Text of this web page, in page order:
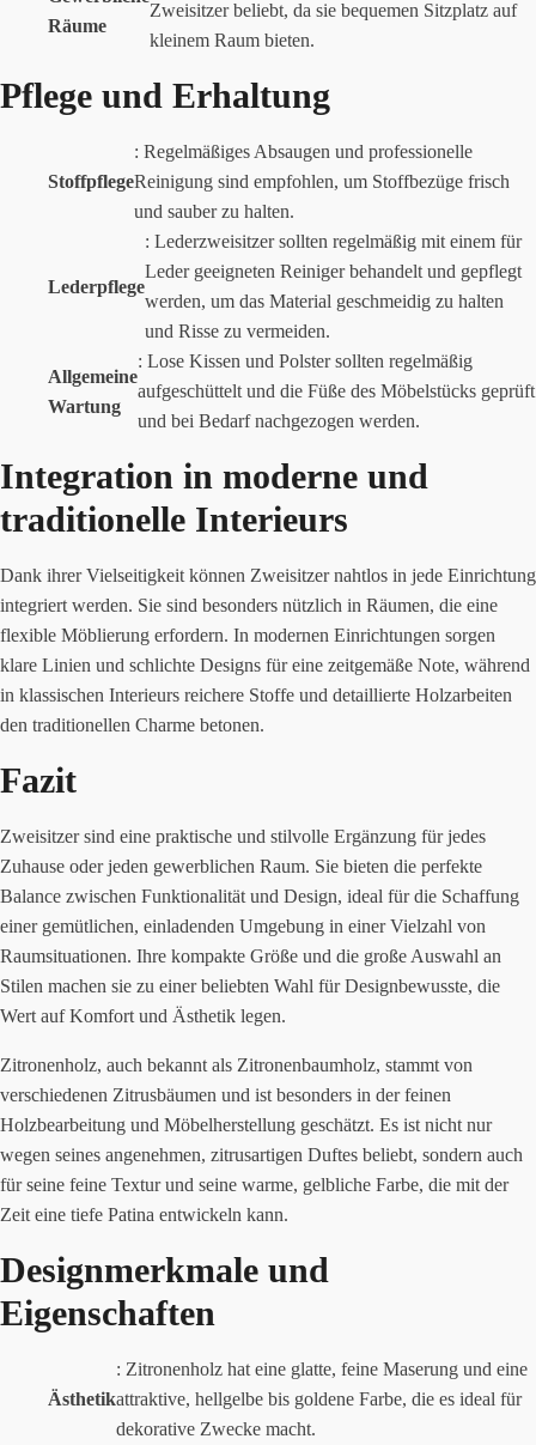
Räume
Zweisitzer beliebt, da sie bequemen Sitzplatz auf
kleinem Raum bieten.
Pflege und Erhaltung
Stoffpflege
: Regelmäßiges Absaugen und professionelle
Reinigung sind empfohlen, um Stoffbezüge frisch
und sauber zu halten.
Lederpflege
: Lederzweisitzer sollten regelmäßig mit einem für
Leder geeigneten Reiniger behandelt und gepflegt
werden, um das Material geschmeidig zu halten
und Risse zu vermeiden.
Allgemeine
Wartung
: Lose Kissen und Polster sollten regelmäßig
aufgeschüttelt und die Füße des Möbelstücks geprüft
und bei Bedarf nachgezogen werden.
Integration in moderne und
traditionelle Interieurs
Dank ihrer Vielseitigkeit können Zweisitzer nahtlos in jede Einrichtung
integriert werden. Sie sind besonders nützlich in Räumen, die eine
flexible Möblierung erfordern. In modernen Einrichtungen sorgen
klare Linien und schlichte Designs für eine zeitgemäße Note, während
in klassischen Interieurs reichere Stoffe und detaillierte Holzarbeiten
den traditionellen Charme betonen.
Fazit
Zweisitzer sind eine praktische und stilvolle Ergänzung für jedes
Zuhause oder jeden gewerblichen Raum. Sie bieten die perfekte
Balance zwischen Funktionalität und Design, ideal für die Schaffung
einer gemütlichen, einladenden Umgebung in einer Vielzahl von
Raumsituationen. Ihre kompakte Größe und die große Auswahl an
Stilen machen sie zu einer beliebten Wahl für Designbewusste, die
Wert auf Komfort und Ästhetik legen.
Zitronenholz, auch bekannt als Zitronenbaumholz, stammt von
verschiedenen Zitrusbäumen und ist besonders in der feinen
Holzbearbeitung und Möbelherstellung geschätzt. Es ist nicht nur
wegen seines angenehmen, zitrusartigen Duftes beliebt, sondern auch
für seine feine Textur und seine warme, gelbliche Farbe, die mit der
Zeit eine tiefe Patina entwickeln kann.
Designmerkmale und
Eigenschaften
Ästhetik
: Zitronenholz hat eine glatte, feine Maserung und eine
attraktive, hellgelbe bis goldene Farbe, die es ideal für
dekorative Zwecke macht.